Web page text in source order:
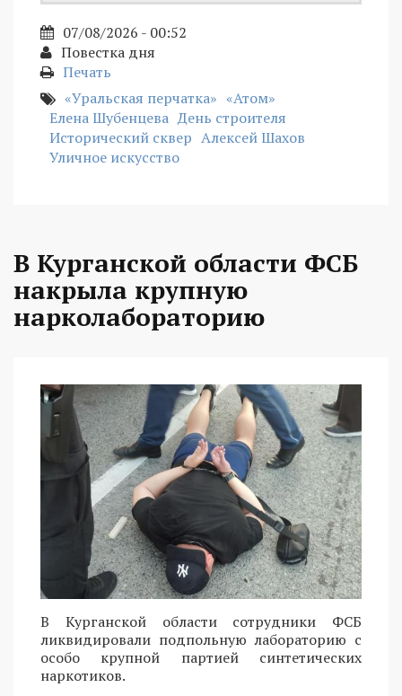
07/08/2026 - 00:52
Повестка дня
Печать
«Уральская перчатка» «Атом»
Елена Шубенцева День строителя
Исторический сквер Алексей Шахов
Уличное искусство
В Курганской области ФСБ
накрыла крупную
нарколабораторию
В Курганской области сотрудники ФСБ
ликвидировали подпольную лабораторию с
особо крупной партией синтетических
наркотиков.